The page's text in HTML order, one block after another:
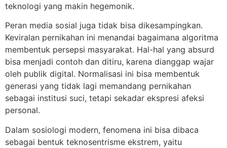
teknologi yang makin hegemonik.
Peran media sosial juga tidak bisa dikesampingkan.
Keviralan pernikahan ini menandai bagaimana algoritma
membentuk persepsi masyarakat. Hal-hal yang absurd
bisa menjadi contoh dan ditiru, karena dianggap wajar
oleh publik digital. Normalisasi ini bisa membentuk
generasi yang tidak lagi memandang pernikahan
sebagai institusi suci, tetapi sekadar ekspresi afeksi
personal.
Dalam sosiologi modern, fenomena ini bisa dibaca
sebagai bentuk teknosentrisme ekstrem, yaitu